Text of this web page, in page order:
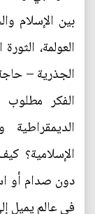
بين الإسلام
العولمة،
الجذرية –
الفكر
الإسلامية؟
دون صدام أو
في عالم يميل